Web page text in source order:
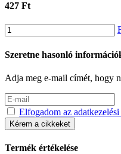
427 Ft
Szeretne hasonló
Adja meg e-mail címét, hogy
Elfogadom az
Kérem a cikkeket
Termék értékelése